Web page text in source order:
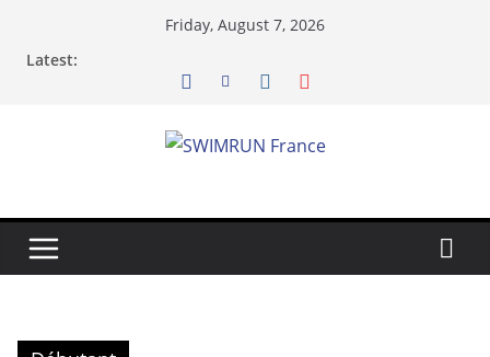
Friday, August 7, 2026
Latest: